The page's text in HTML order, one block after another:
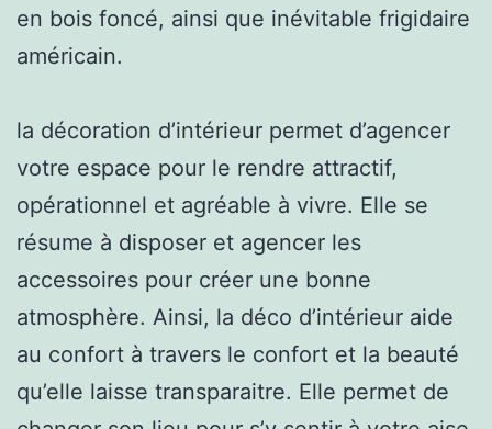
en bois foncé, ainsi que inévitable frigidaire
américain.
la décoration d’intérieur permet d’agencer
votre espace pour le rendre attractif,
opérationnel et agréable à vivre. Elle se
résume à disposer et agencer les
accessoires pour créer une bonne
atmosphère. Ainsi, la déco d’intérieur aide
au confort à travers le confort et la beauté
qu’elle laisse transparaitre. Elle permet de